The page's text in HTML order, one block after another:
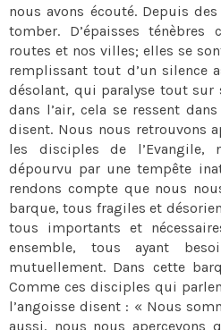
nous avons écouté. Depuis
tomber. D’épaisses ténèbres
routes et nos villes; elles se
remplissant tout d’un silence
désolant, qui paralyse tout sur
dans l’air, cela se ressent
disent. Nous nous retrouvons
les disciples de l’Evangile,
dépourvu par une tempête
rendons compte que nous
barque, tous fragiles et
tous importants et
ensemble, tous ayant
mutuellement. Dans cette
Comme ces disciples qui
l’angoisse disent : « Nous
aussi, nous nous apercevons